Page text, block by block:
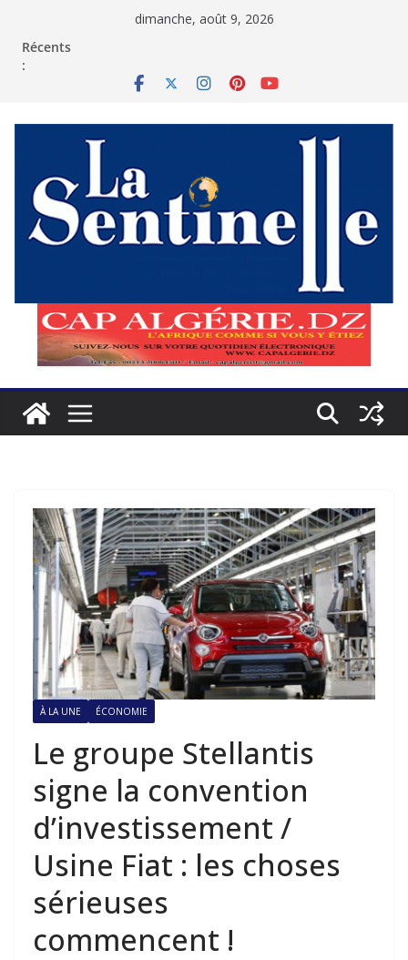
dimanche, août 9, 2026
Récents
:
À LA UNE ÉCONOMIE
Le groupe Stellantis
signe la convention
d’investissement /
Usine Fiat : les choses
sérieuses
commencent !